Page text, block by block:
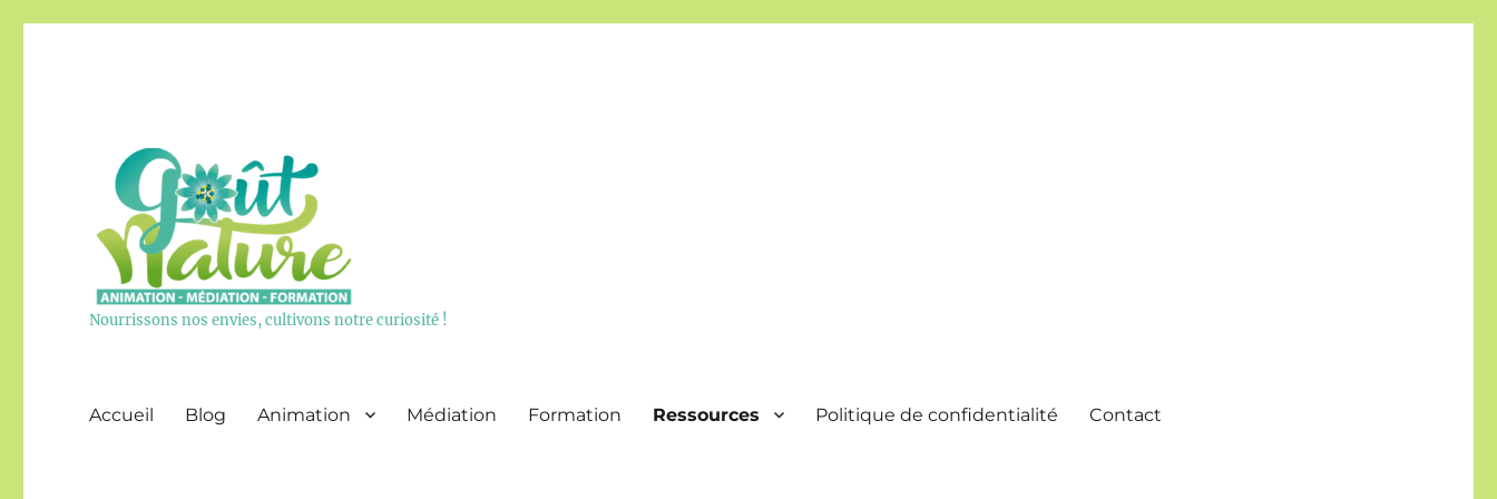
Nourrissons nos envies, cultivons notre curiosité !
Accueil Blog Animation Médiation Formation Ressources Politique de confidentialité Contact